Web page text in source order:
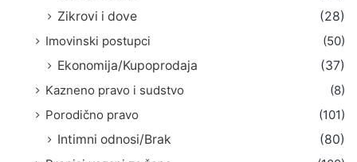
Zikrovi i dove
(28)
Imovinski postupci
(50)
Ekonomija/Kupoprodaja
(37)
Kazneno pravo i sudstvo
(8)
Porodično pravo
(101)
Intimni odnosi/Brak
(80)